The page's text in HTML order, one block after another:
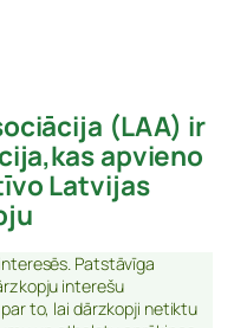
(LAA) ir
apvieno
Latvijas
Patstāvīga
interešu
to, lai dārzkopji netiktu